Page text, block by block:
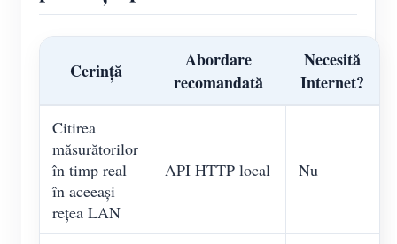
Cerință
Abordare
recomandată
Necesită
Internet?
Citirea
măsurătorilor
în timp real
în aceeași
rețea LAN
API HTTP local Nu